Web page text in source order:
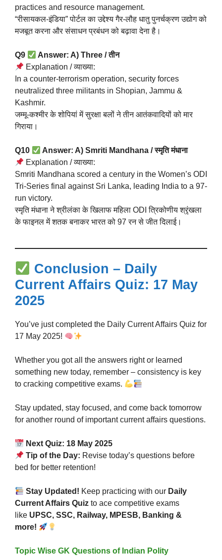
practices and resource management.
“रीसायकल-इंडिया” पोर्टल का उद्देश्य गैर-लौह धातु पुनर्चक्रण उद्योग को
मजबूत करना और संसाधन प्रबंधन को बढ़ावा देना है।
Q9
Answer: A) Three / तीन
Explanation / व्याख्या:
In a counter-terrorism operation, security forces
neutralized three militants in Shopian, Jammu &
Kashmir.
जम्मू-कश्मीर के शोपियां में सुरक्षा बलों ने तीन आतंकवादियों को मार
गिराया।
Q10
Answer: A) Smriti Mandhana / स्मृति मंधाना
Explanation / व्याख्या:
Smriti Mandhana scored a century in the Women’s ODI
Tri-Series final against Sri Lanka, leading India to a 97-
run victory.
स्मृति मंधाना ने श्रीलंका के खिलाफ महिला ODI त्रिकोणीय श्रृंखला
के फाइनल में शतक बनाकर भारत को 97 रन से जीत दिलाई।
Conclusion – Daily
Current Affairs Quiz: 17 May
2025
You’ve just completed the Daily Current Affairs Quiz for
17 May 2025!
Whether you got all the answers right or learned
something new today, remember – consistency is key
to cracking competitive exams.
Stay updated, stay focused, and come back tomorrow
for another round of important current affairs questions.
Next Quiz: 18 May 2025
Tip of the Day: Revise today’s questions before
bed for better retention!
Stay Updated! Keep practicing with our Daily
Current Affairs Quiz to ace competitive exams
like UPSC, SSC, Railway, MPESB, Banking &
more!
Topic Wise GK Questions of Indian Polity